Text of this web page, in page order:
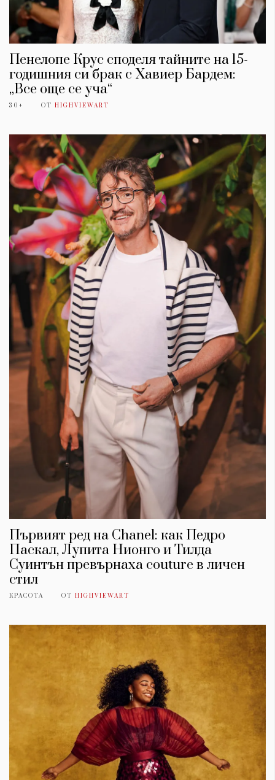
Пенелопе Крус споделя тайните на 15-
годишния си брак с Хавиер Бардем:
„Все още се уча“
30+ ОТ HIGHVIEWART
Първият ред на Chanel: как Педро
Паскал, Лупита Нионго и Тилда
Суинтън превърнаха couture в личен
стил
КРАСОТА ОТ HIGHVIEWART